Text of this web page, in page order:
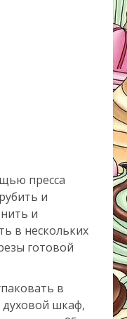
пресса
и
и
в нескольких
готовой
в
шкаф,